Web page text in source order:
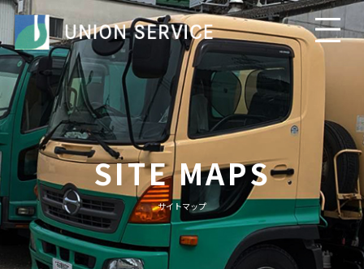
SITE MAPS
サイトマップ